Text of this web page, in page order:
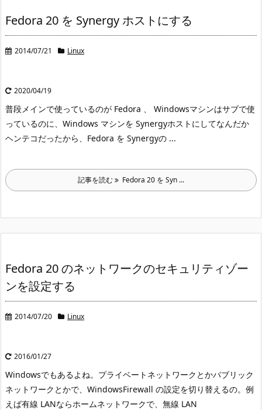
Fedora 20 を Synergy ホストにする
2014/07/21 Linux
2020/04/19
普段メインで使っているのが Fedora 、 Windowsマシンはサブで使
っているのに、Windows マシンを Synergyホストにしてなんだか
ヘンテコだったから、Fedora を Synergyの ...
記事を読む Fedora 20 を Syn ...
Fedora 20 のネットワークのセキュリティゾー
ンを設定する
2014/07/20 Linux
2016/01/27
Windowsでもあるよね。プライベートネットワークとかパブリック
ネットワークとかで、WindowsFirewall の設定を切り替えるの。例
えば有線 LANならホームネットワークで、無線 LAN